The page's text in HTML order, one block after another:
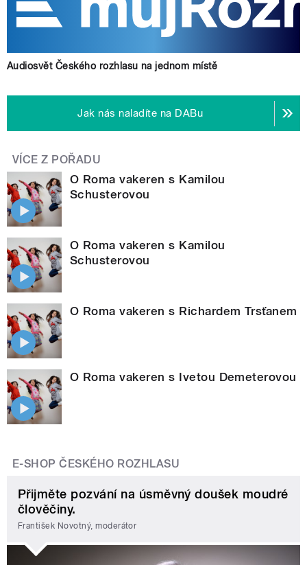
Audiosvět Českého rozhlasu na jednom místě
Jak nás naladíte na DABu
VÍCE Z POŘADU
O Roma vakeren s Kamilou
Schusterovou
O Roma vakeren s Kamilou
Schusterovou
O Roma vakeren s Richardem Trsťanem
O Roma vakeren s Ivetou Demeterovou
E-SHOP ČESKÉHO ROZHLASU
Přijměte pozvání na úsměvný doušek moudré
člověčiny.
František Novotný, moderátor